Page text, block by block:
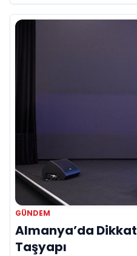
GÜNDEM
Almanya’da
Taşyapı